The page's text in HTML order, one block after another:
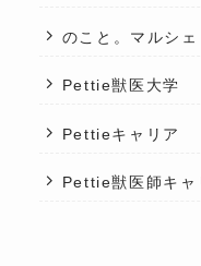
のこと。マルシェ
Pettie獣医大学
Pettieキャリア
Pettie獣医師キャ